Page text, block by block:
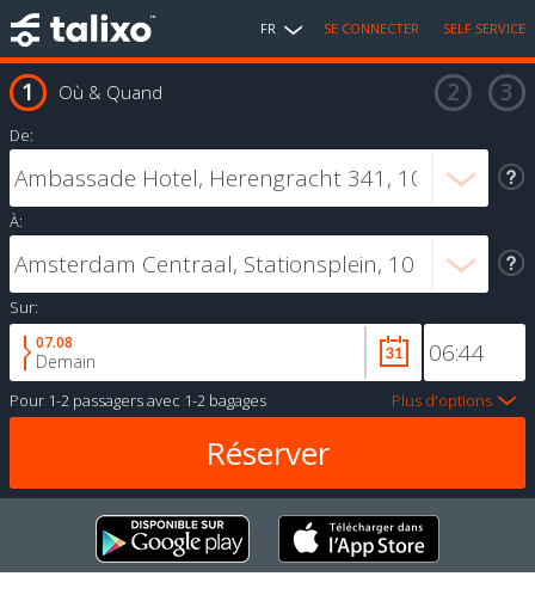
FR SE CONNECTER SELF SERVICE
Où & Quand
De:
À:
Sur:
07.08
Demain
Pour 1-2 passagersavec 1-2 bagages Plus d'options